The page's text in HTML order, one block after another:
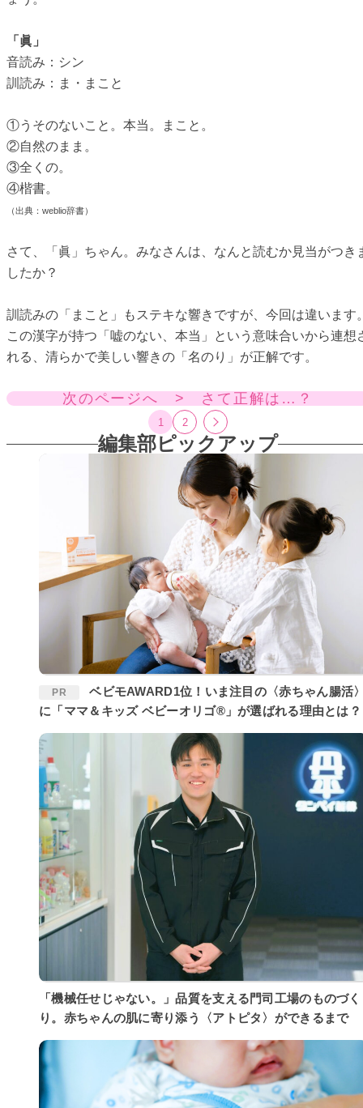
「眞」
音読み：シン
訓読み：ま・まこと
①うそのないこと。本当。まこと。
②自然のまま。
③全くの。
④楷書。
（出典：weblio辞書）
さて、「眞」ちゃん。みなさんは、なんと読むか見当がつき
したか？
訓読みの「まこと」もステキな響きですが、今回は違います
この漢字が持つ「嘘のない、本当」という意味合いから連想
れる、清らかで美しい響きの「名のり」が正解です。
次のページへ > さて正解は…？
1 2
編集部ピックアップ
PR
ベビモAWARD1位！いま注目の〈赤ちゃん腸活〉
に「ママ＆キッズ ベビーオリゴ®」が選ばれる理由とは？
「機械任せじゃない。」品質を支える門司工場のものづく
り。赤ちゃんの肌に寄り添う〈アトピタ〉ができるまで